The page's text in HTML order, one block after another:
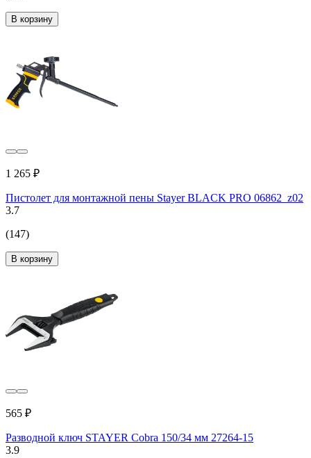
В корзину
1 265 ₽
Пистолет для монтажной пены Stayer BLACK PRO 06862_z02
3.7
(147)
В корзину
565 ₽
Разводной ключ STAYER Cobra 150/34 мм 27264-15
3.9